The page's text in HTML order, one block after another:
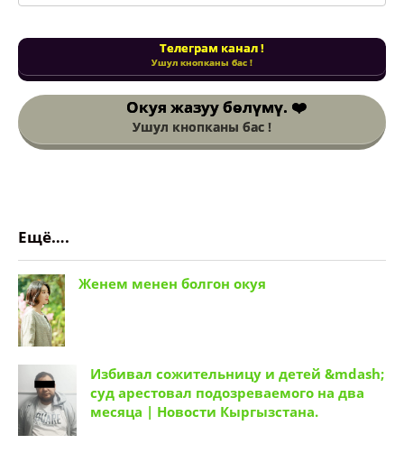
Телеграм канал !
Ушул кнопканы бас !
Окуя жазуу бөлүмү. ❤️
Ушул кнопканы бас !
Ещё….
Женем менен болгон окуя
Избивал сожительницу и детей &mdash;
суд арестовал подозреваемого на два
месяца | Новости Кыргызстана.